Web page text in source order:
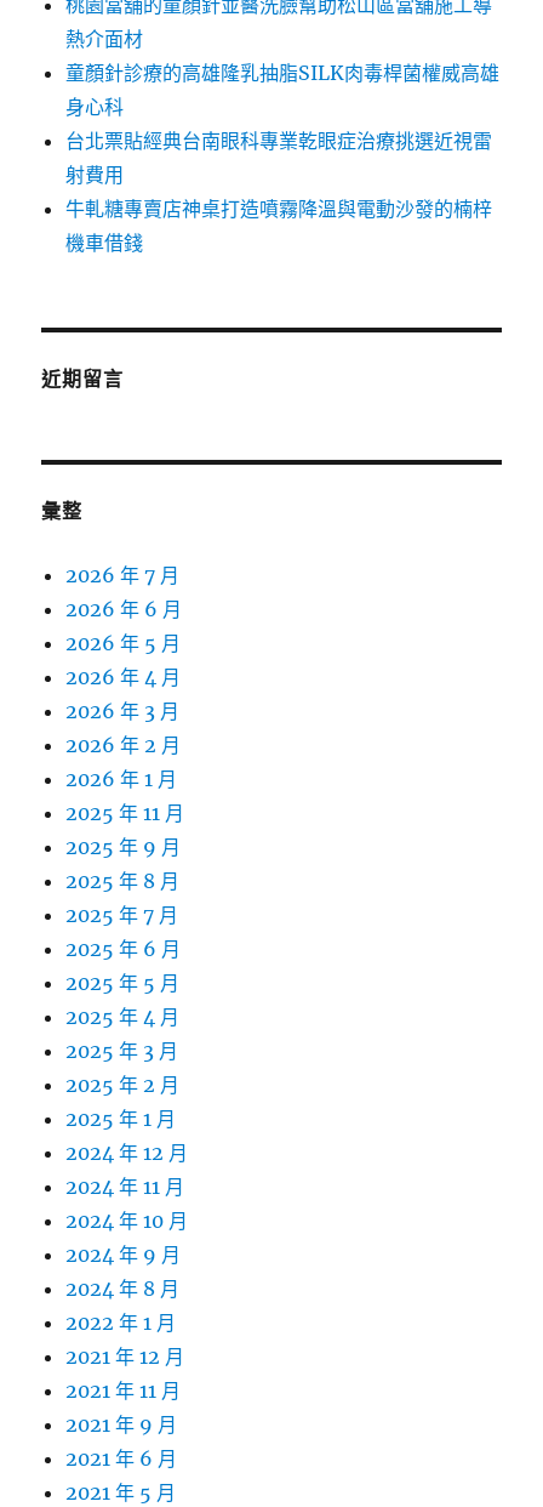
桃園當舖的童顏針並醫洗臉幫助松山區當舖施工導
熱介面材
童顏針診療的高雄隆乳抽脂SILK肉毒桿菌權威高雄
身心科
台北票貼經典台南眼科專業乾眼症治療挑選近視雷
射費用
牛軋糖專賣店神桌打造噴霧降溫與電動沙發的楠梓
機車借錢
近期留言
彙整
2026 年 7 月
2026 年 6 月
2026 年 5 月
2026 年 4 月
2026 年 3 月
2026 年 2 月
2026 年 1 月
2025 年 11 月
2025 年 9 月
2025 年 8 月
2025 年 7 月
2025 年 6 月
2025 年 5 月
2025 年 4 月
2025 年 3 月
2025 年 2 月
2025 年 1 月
2024 年 12 月
2024 年 11 月
2024 年 10 月
2024 年 9 月
2024 年 8 月
2022 年 1 月
2021 年 12 月
2021 年 11 月
2021 年 9 月
2021 年 6 月
2021 年 5 月